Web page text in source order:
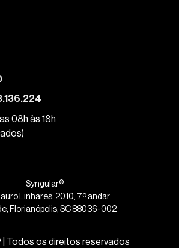
08h às 18h
Syngular®
Linhares, 2010, 7º andar
Florianópolis, SC 88036-002
| Todos os direitos reservados